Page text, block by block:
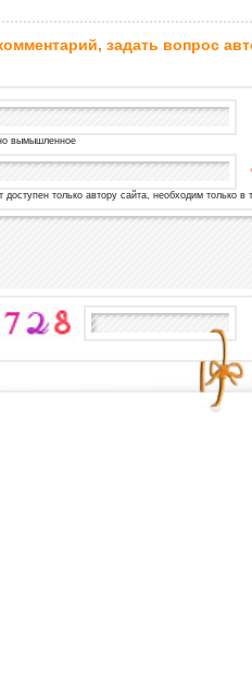
задать вопрос
вымышленное
доступен только автору сайта, необходим только